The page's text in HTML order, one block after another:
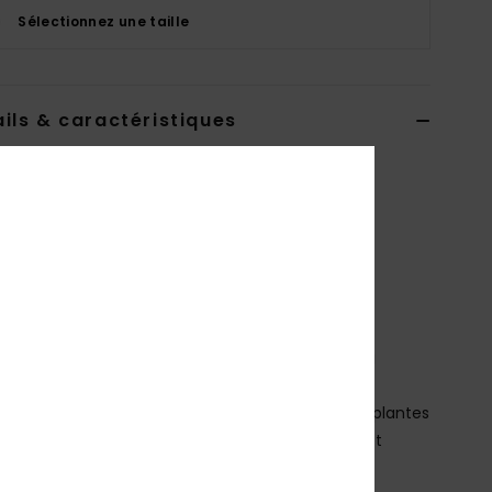
Sélectionnez une taille
& caractéristiques
Revêtement : revêtement hydrophobe à base de plantes
coupe performance avec ourlet arrondi et